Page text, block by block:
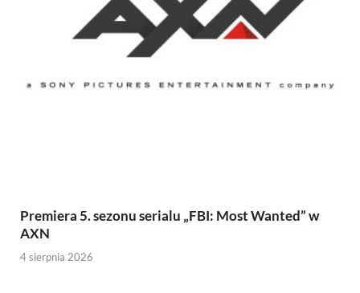
Premiera 5. sezonu serialu „FBI: Most Wanted” w
AXN
4 sierpnia 2026